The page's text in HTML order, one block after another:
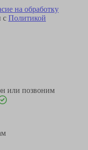
на обработку
с Политикой
или позвоним